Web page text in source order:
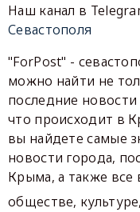
Наш канал в
Севастополя
"ForPost" -
можно найти не
последние
что происходит в
вы найдете самые
новости города,
Крыма, а также
обществе,